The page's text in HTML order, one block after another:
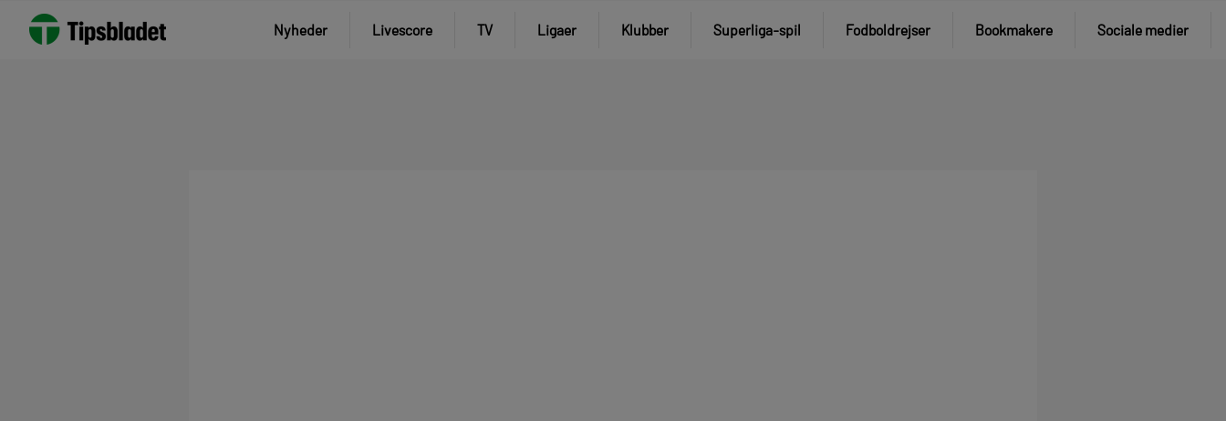
Nyheder Livescore TV Ligaer Klubber Superliga-spil Fodboldrejser Bookmakere Sociale medier